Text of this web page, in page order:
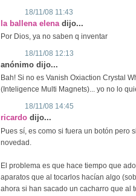
18/11/08 11:43
la ballena elena dijo...
Por Dios, ya no saben q inventar
18/11/08 12:13
anónimo dijo...
Bah! Si no es Vanish Oxiaction Crystal
(Inteligence Multi Magnets)... yo no lo
18/11/08 14:45
ricardo dijo...
Pues sí, es como si fuera un botón pero
novedad.
El problema es que hace tiempo que
aparatos que al tocarlos hacían algo
ahora si han sacado un cacharro que al